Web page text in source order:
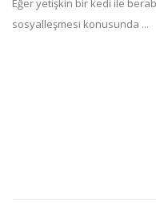
Eğer yetişkin bir kedi ile
sosyalleşmesi konusunda ...